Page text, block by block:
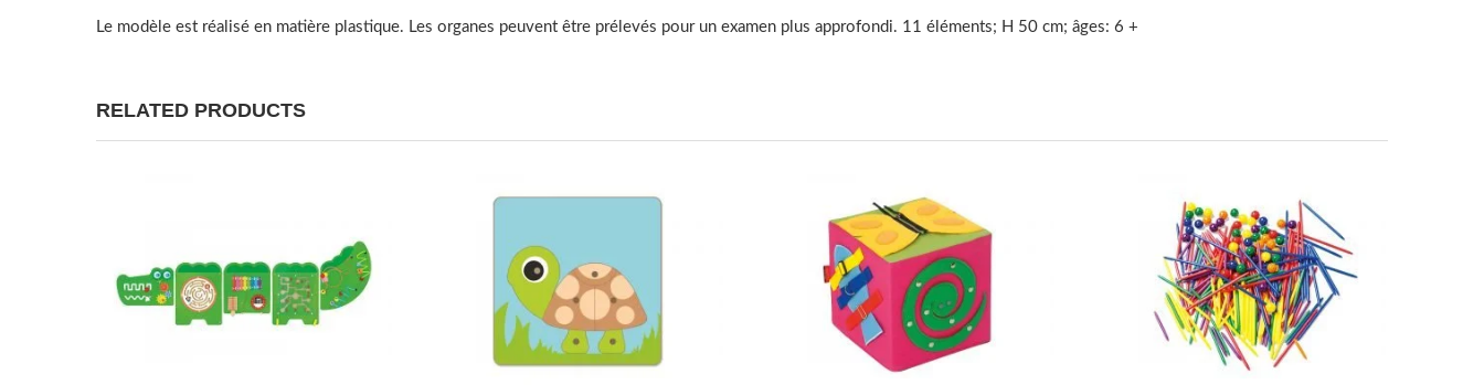
Le modèle est réalisé en matière plastique. Les organes peuvent être prélevés pour un examen plus approfondi. 11 éléments; H 50 cm; âges: 6 +
RELATED PRODUCTS